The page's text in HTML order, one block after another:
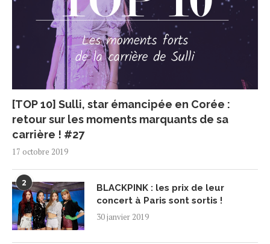
[TOP 10] Sulli, star émancipée en Corée :
retour sur les moments marquants de sa
carrière ! #27
17 octobre 2019
2
BLACKPINK : les prix de leur
concert à Paris sont sortis !
30 janvier 2019